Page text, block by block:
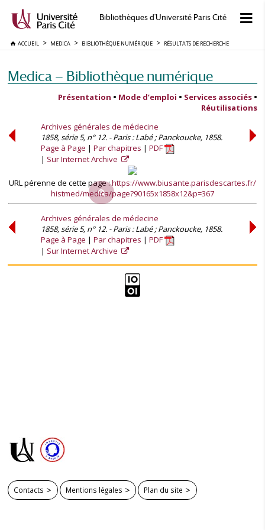
Bibliothèques d'Université Paris Cité
ACCUEIL MEDICA BIBLIOTHÈQUE NUMÉRIQUE RÉSULTATS DE RECHERCHE
Medica — Bibliothèque numérique
Présentation • Mode d’emploi • Services associés •
Réutilisations
Archives générales de médecine
1858, série 5, n° 12. - Paris : Labé ; Panckoucke, 1858.
Page à Page
Par chapitres
PDF
Sur Internet Archive
URL pérenne de cette page :https://www.biusante.parisdescartes.fr/
histmed/medica/page?90165x1858x12&p=367
Archives générales de médecine
1858, série 5, n° 12. - Paris : Labé ; Panckoucke, 1858.
Page à Page
Par chapitres
PDF
Sur Internet Archive
Contacts Mentions légales Plan du site